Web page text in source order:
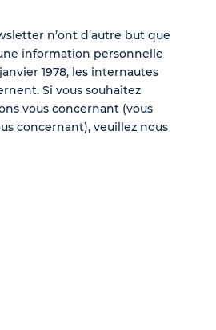
n’ont d’autre but que
information personnelle
1978, les internautes
Si vous souhaitez
vous concernant (vous
concernant), veuillez nous